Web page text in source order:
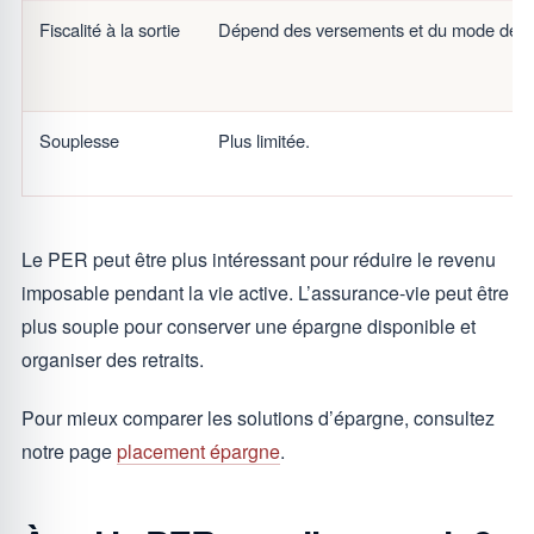
Fiscalité à la sortie Dépend des versements et du mode de
Souplesse Plus limitée.
Le PER peut être plus intéressant pour réduire le revenu
imposable pendant la vie active. L’assurance-vie peut être
plus souple pour conserver une épargne disponible et
organiser des retraits.
Pour mieux comparer les solutions d’épargne, consultez
notre pageplacement épargne.